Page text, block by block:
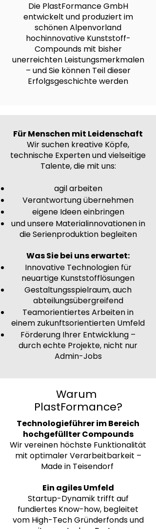
Die PlastFormance GmbH
entwickelt und produziert im
schönen Alpenvorland
hochinnovative Kunststoff-
Compounds mit bisher
unerreichten Leistungsmerkmalen
– und Sie können Teil dieser
Erfolgsgeschichte werden
Für Menschen mit Leidenschaft
Wir suchen kreative Köpfe,
technische Experten und vielseitige
Talente, die mit uns:
agil arbeiten
Verantwortung übernehmen
eigene Ideen einbringen
und unsere Materialinnovationen in
die Serienproduktion begleiten
Was Sie bei uns erwartet:
Innovative Technologien für
neuartige Kunststofflösungen
Gestaltungsspielraum, auch
abteilungsübergreifend
Teamorientiertes Arbeiten in
einem zukunftsorientierten Umfeld
Förderung Ihrer Entwicklung –
durch echte Projekte, nicht nur
Admin-Jobs
Warum
PlastFormance?
Technologie­führer im Bereich
hochgefüllter Compounds
Wir vereinen höchste Funktionalität
mit optimaler Verarbeitbarkeit –
Made in Teisendorf
Ein agiles Umfeld
Startup-Dynamik trifft auf
fundiertes Know-how, begleitet
vom High-Tech Gründerfonds und